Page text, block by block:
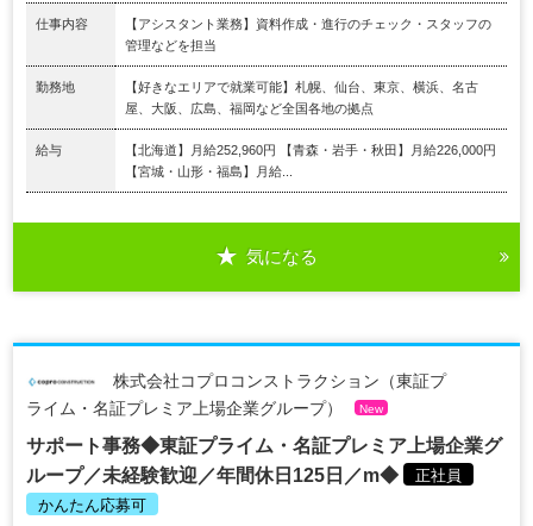
仕事内容
【アシスタント業務】資料作成・進行のチェック・スタッフの
管理などを担当
勤務地
【好きなエリアで就業可能】札幌、仙台、東京、横浜、名古
屋、大阪、広島、福岡など全国各地の拠点
給与
【北海道】月給252,960円 【青森・岩手・秋田】月給226,000円
【宮城・山形・福島】月給...
気になる
株式会社コプロコンストラクション（東証プ
ライム・名証プレミア上場企業グループ）
New
サポート事務◆東証プライム・名証プレミア上場企業グ
ループ／未経験歓迎／年間休日125日／m◆
正社員
かんたん応募可